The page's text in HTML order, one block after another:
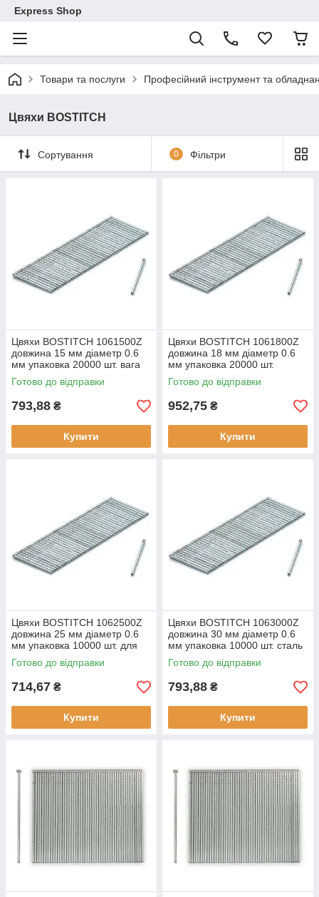
Express Shop
Товари та послуги Професійний інструмент та
Цвяхи BOSTITCH
Сортування 0 Фільтри
Цвяхи BOSTITCH 1061500Z
довжина 15 мм діаметр 0.6
мм упаковка 20000 шт. вага
0.77 кг тип обойми касета
Готово до відправки
793,88 ₴
Купити
Цвяхи BOSTITCH 1061800Z
довжина 18 мм діаметр 0.6
мм упаковка 20000 шт.
матеріал сталь тип
будівельний
Готово до відправки
952,75 ₴
Купити
Цвяхи BOSTITCH 1062500Z
довжина 25 мм діаметр 0.6
мм упаковка 10000 шт. для
цвяхозабивних пістолетів
Готово до відправки
714,67 ₴
Купити
Цвяхи BOSTITCH 1063000Z
довжина 30 мм діаметр 0.6
мм упаковка 10000 шт. сталь
покрита лаком тип 106
Готово до відправки
793,88 ₴
Купити